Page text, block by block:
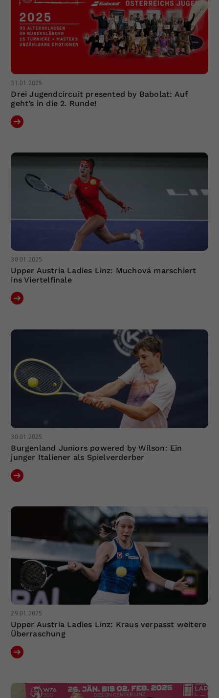
31.01.2025
Drei Jugendcircuit presented by Babolat: Auf
geht’s in die 2. Runde!
30.01.2025
Upper Austria Ladies Linz: Muchová marschiert
ins Viertelfinale
30.01.2025
Burgenland Juniors powered by Wilson: Ein
junger Italiener als Spielverderber
29.01.2025
Upper Austria Ladies Linz: Kraus verpasst weitere
Überraschung